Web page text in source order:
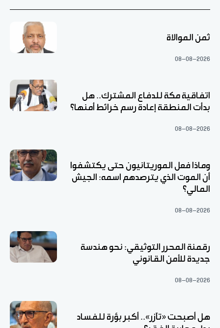
ثمن الموالاة
08-08-2026
اتفاقية مكة للدفاع المشترك.. هل
بدأت المنطقة إعادة رسم خرائط أمنها؟
08-08-2026
وماذا فعل الموريتانيون حتى يكتشفوا
أن الموت الذي يترصدهم اسمه: الجيش
المالي؟
08-08-2026
رقمنة المحرر التوثيقي: نحو هندسة
جديدة للأمن القانوني
08-08-2026
هل أصبحت «تآزر».. أكبر بؤرة للفساد